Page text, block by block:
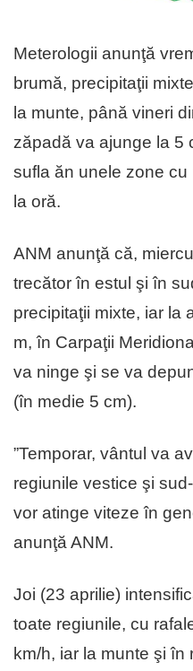
Meterologii anunţă
brumă, precipitaţii
la munte, până vineri
zăpadă va ajunge la 5
sufla ăn unele zone
la oră.
ANM anunţă că,
trecător în estul şi în
precipitaţii mixte, iar la
m, în Carpaţii
va ninge şi se va
(în medie 5 cm).
”Temporar, vântul va
regiunile vestice şi
vor atinge viteze în
anunţă ANM.
Joi (23 aprilie)
toate regiunile, cu
km/h, iar la munte şi